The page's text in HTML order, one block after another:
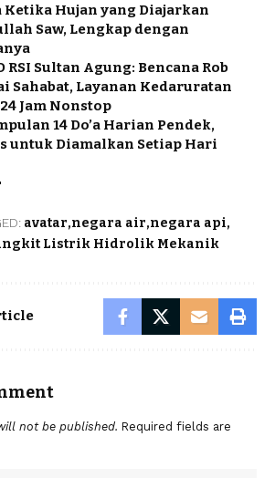
Ketika Hujan yang Diajarkan
Saw, Lengkap dengan
RSI Sultan Agung: Bencana Rob
Sahabat, Layanan Kedaruratan
Jam Nonstop
14 Do’a Harian Pendek,
untuk Diamalkan Setiap Hari
avatar negara air negara api
Listrik Hidrolik Mekanik
not be published. Required fields are